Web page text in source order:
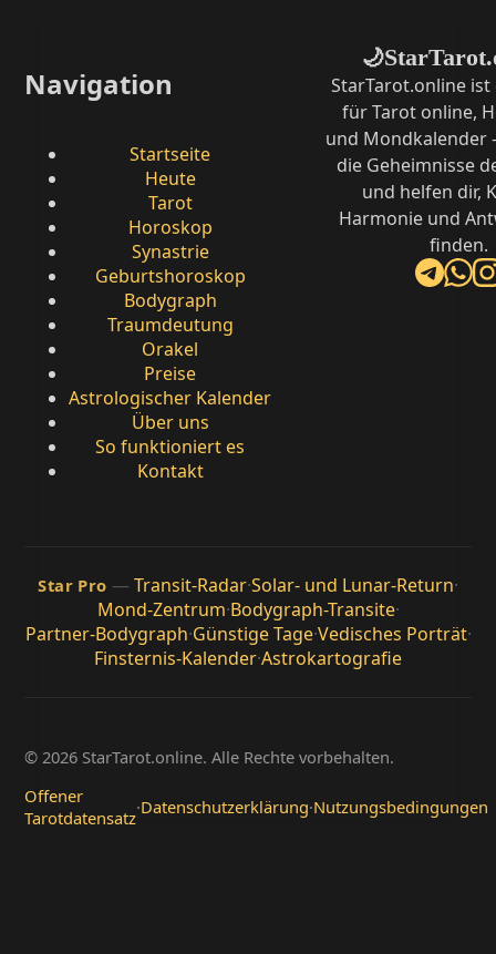
Navigation
Startseite
Heute
Tarot
Horoskop
Synastrie
Geburtshoroskop
Bodygraph
Traumdeutung
Orakel
Preise
Astrologischer Kalender
Über uns
So funktioniert es
Kontakt
🌙
StarTarot.online
für Tarot online,
und Mondkalender
die Geheimnisse
und helfen dir,
Harmonie und
finden.
Star Pro — Transit-Radar·Solar- und Lunar-Return·
Mond-Zentrum·Bodygraph-Transite·
Partner-Bodygraph·Günstige Tage·Vedisches Porträt·
Finsternis-Kalender·Astrokartografie
© 2026 StarTarot.online. Alle Rechte vorbehalten.
Offener
Tarotdatensatz·Datenschutzerklärung·Nutzungsbedingungen